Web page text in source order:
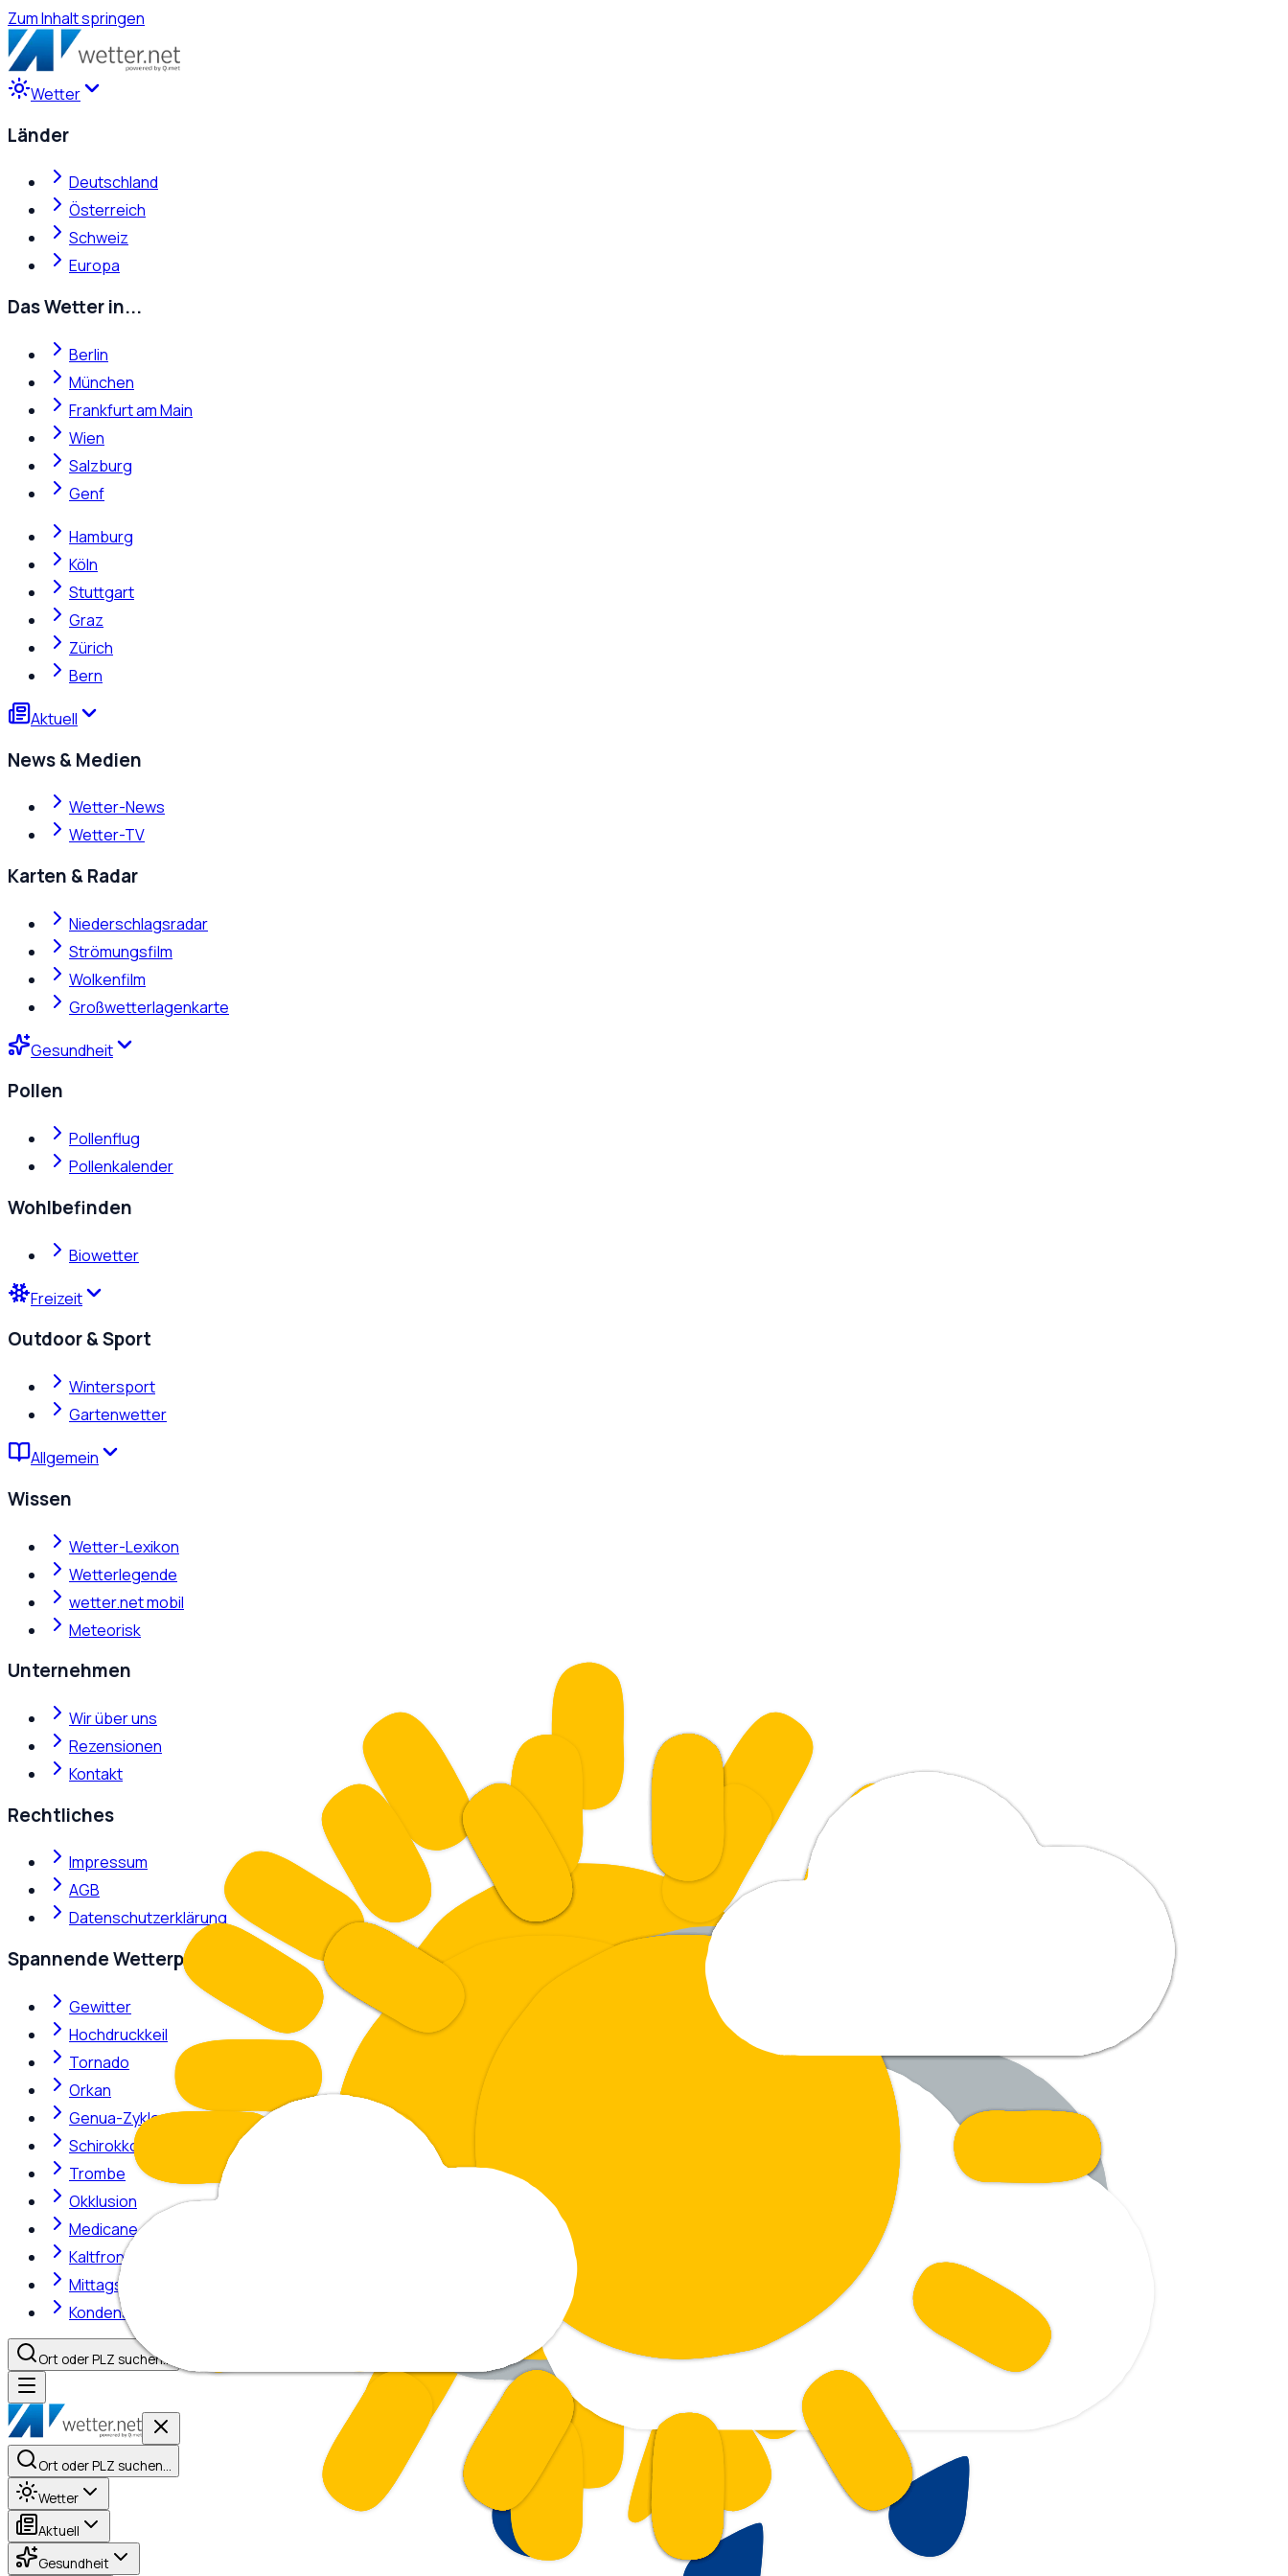
Zum Inhalt springen
Wetter
Länder
Deutschland
Österreich
Schweiz
Europa
Das Wetter in...
Berlin
München
Frankfurt am Main
Wien
Salzburg
Genf
Hamburg
Köln
Stuttgart
Graz
Zürich
Bern
Aktuell
News & Medien
Wetter-News
Wetter-TV
Karten & Radar
Niederschlagsradar
Strömungsfilm
Wolkenfilm
Großwetterlagenkarte
Gesundheit
Pollen
Pollenflug
Pollenkalender
Wohlbefinden
Biowetter
Freizeit
Outdoor & Sport
Wintersport
Gartenwetter
Allgemein
Wissen
Wetter-Lexikon
Wetterlegende
wetter.net mobil
Meteorisk
Unternehmen
Wir über uns
Rezensionen
Kontakt
Rechtliches
Impressum
AGB
Datenschutzerklärung
Spannende Wetterphänomene
Gewitter
Hochdruckkeil
Tornado
Orkan
Genua-Zyklone
Schirokko
Trombe
Okklusion
Medicane
Kaltfront
Mittagshitze
Kondensstreifen
Ort oder PLZ suchen…
Ort oder PLZ suchen…
Wetter
Aktuell
Gesundheit